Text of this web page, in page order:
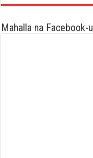
Mahalla na Facebook-u